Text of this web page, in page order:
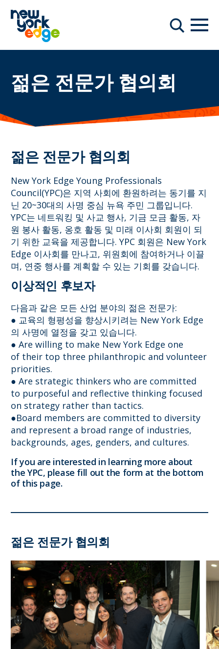
찾다
항해
젊은 전문가 협의회
젊은 전문가 협의회
New York Edge Young Professionals
Council(YPC)은 지역 사회에 환원하려는 동기를 지
닌 20~30대의 사명 중심 뉴욕 주민 그룹입니다.
YPC는 네트워킹 및 사교 행사, 기금 모금 활동, 자
원 봉사 활동, 옹호 활동 및 미래 이사회 회원이 되
기 위한 교육을 제공합니다. YPC 회원은 New York
Edge 이사회를 만나고, 위원회에 참여하거나 이끌
며, 연중 행사를 계획할 수 있는 기회를 갖습니다.
이상적인 후보자
다음과 같은 모든 산업 분야의 젊은 전문가:
● 교육의 형평성을 향상시키려는 New York Edge
의 사명에 열정을 갖고 있습니다.
● Are willing to make New York Edge one
of their top three philanthropic and volunteer
priorities.
● Are strategic thinkers who are committed
to purposeful and reflective thinking focused
on strategy rather than tactics.
●Board members are committed to diversity
and represent a broad range of industries,
backgrounds, ages, genders, and cultures.
If you are interested in learning more about
the YPC, please fill out the form at the bottom
of this page.
젊은 전문가 협의회